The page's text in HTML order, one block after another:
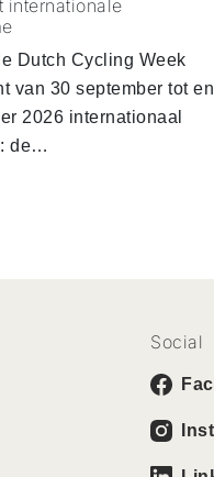
internationale
Dutch Cycling Week
van 30 september tot en
2026 internationaal
de…
Social